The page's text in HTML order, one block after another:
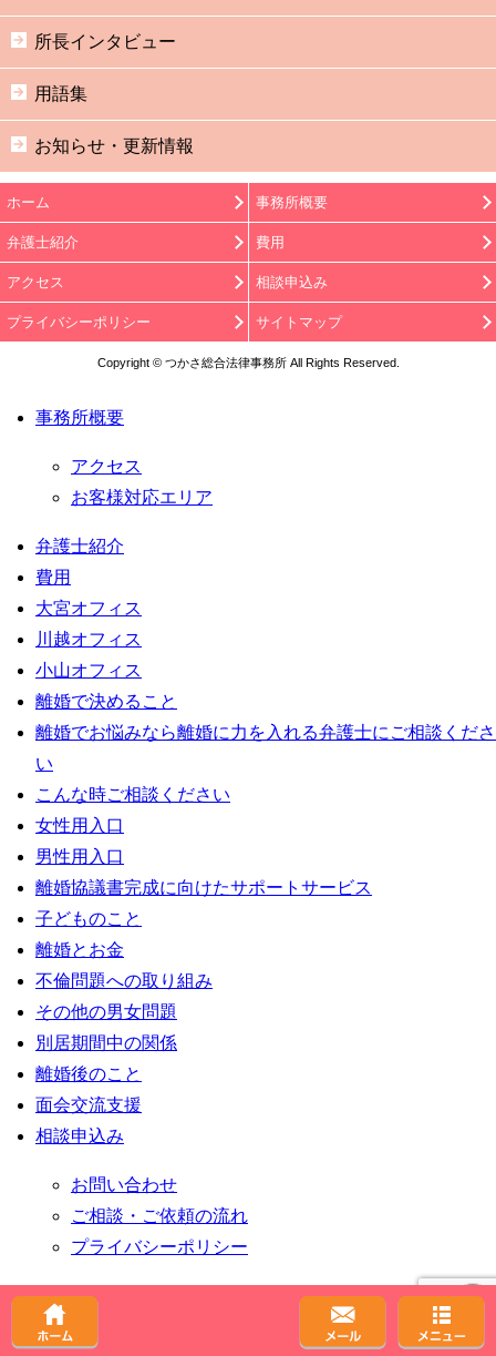
所長インタビュー
用語集
お知らせ・更新情報
ホーム 事務所概要
弁護士紹介 費用
アクセス 相談申込み
プライバシーポリシー サイトマップ
Copyright © つかさ総合法律事務所 All Rights Reserved.
事務所概要
アクセス
お客様対応エリア
弁護士紹介
費用
大宮オフィス
川越オフィス
小山オフィス
離婚で決めること
離婚でお悩みなら離婚に力を入れる弁護士にご相談くださ
い
こんな時ご相談ください
女性用入口
男性用入口
離婚協議書完成に向けたサポートサービス
子どものこと
離婚とお金
不倫問題への取り組み
その他の男女問題
別居期間中の関係
離婚後のこと
面会交流支援
相談申込み
お問い合わせ
ご相談・ご依頼の流れ
プライバシーポリシー
サイトマップ
閉じる